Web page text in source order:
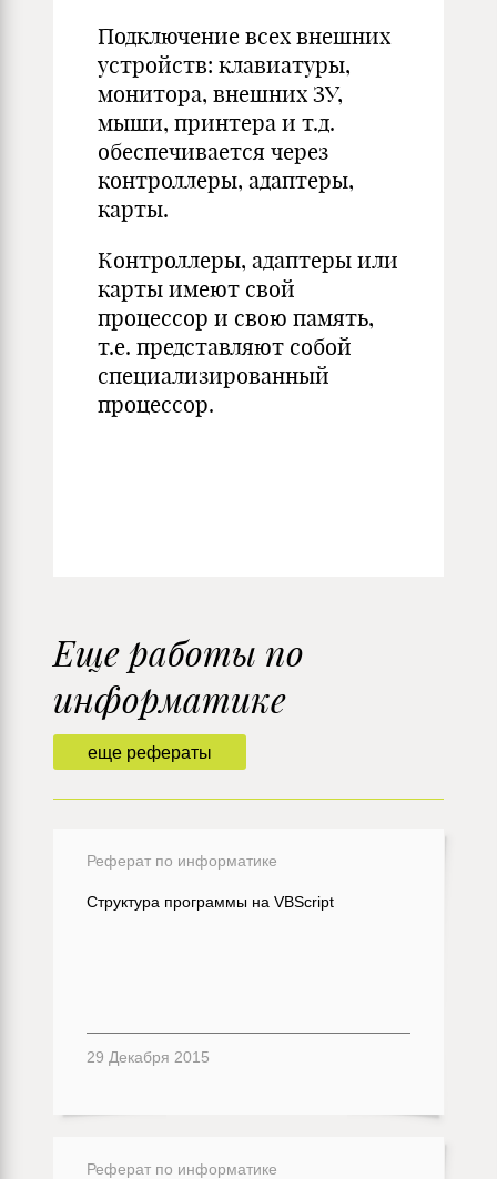
Подключение всех внешних
устройств: клавиатуры,
монитора, внешних ЗУ,
мыши, принтера и т.д.
обеспечивается через
контроллеры, адаптеры,
карты.
Контроллеры, адаптеры или
карты имеют свой
процессор и свою память,
т.е. представляют собой
специализированный
процессор.
еще рефераты
Еще работы по
информатике
Реферат по информатике
Структура программы на VBScript
29 Декабря 2015
Реферат по информатике